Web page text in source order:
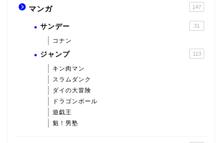
マンガ 147
サンデー 31
コナン
ジャンプ 113
キン肉マン
スラムダンク
ダイの大冒険
ドラゴンボール
遊戯王
魁！男塾